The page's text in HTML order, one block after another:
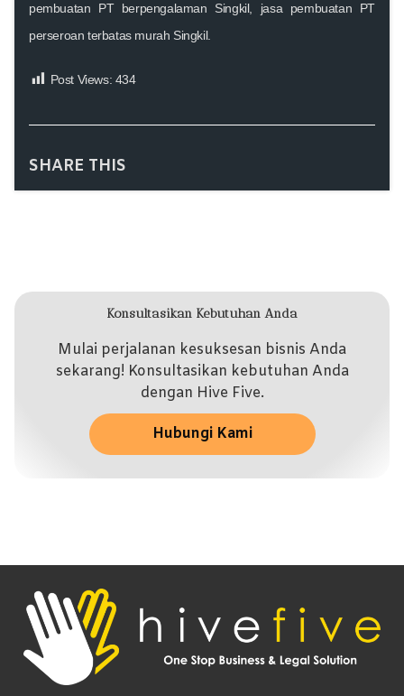
pembuatan PT berpengalaman Singkil, jasa pembuatan PT
perseroan terbatas murah Singkil.
Post Views: 434
SHARE THIS
Konsultasikan Kebutuhan Anda
Mulai perjalanan kesuksesan bisnis Anda
sekarang! Konsultasikan kebutuhan Anda
dengan Hive Five.
Hubungi Kami